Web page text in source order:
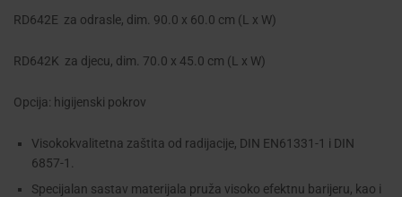
RD642E za odrasle, dim. 90.0 x 60.0 cm (L x W)
RD642K za djecu, dim. 70.0 x 45.0 cm (L x W)
Opcija: higijenski pokrov
Visokokvalitetna zaštita od radijacije, DIN EN61331-1 i DIN
6857-1.
Specijalan sastav materijala pruža visoko efektnu barijeru, kao i